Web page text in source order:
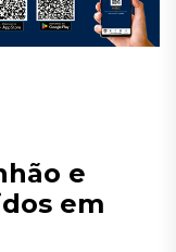
e
em